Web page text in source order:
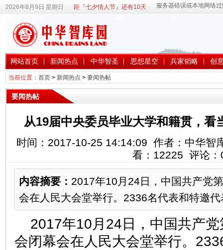
2026年8月9日 星期日 距『七夕情人节』还有10天
网站首页 新闻热点 中华智圣 思想星空 兵家韬略 创
当前位置： 首页> 新闻热点 > 要闻热帖
要闻热帖
从19届中央委员毕业大学和籍贯，看
时间：2017-10-25 14:14:09 作者：中华智
看： 12225 评论：
内容摘要： 2017年10月24日，中国共产党
会在人民大会堂举行。2336名代表和特邀
2017年10月24日，中国共产
会闭幕会在人民大会堂举行。